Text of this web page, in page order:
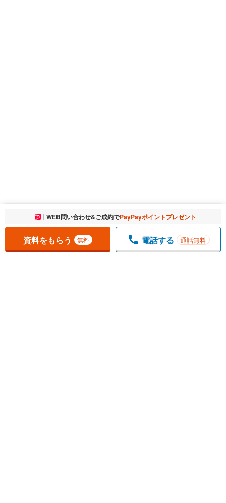
お気に入りに追加しました。 一覧を開く
WEB問い合わせ&ご成約でPayPayポイントプレゼント
資料をもらう 無料 電話する 通話無料